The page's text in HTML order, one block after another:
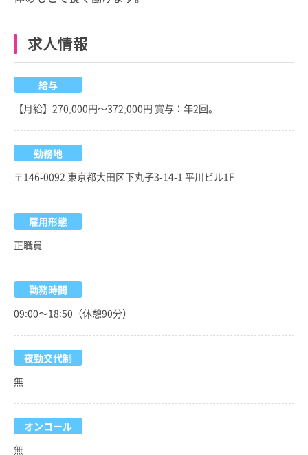
求人情報
給与
【月給】270,000円～372,000円 賞与：年2回。
勤務地
〒146-0092 東京都大田区下丸子3-14-1 平川ビル1F
雇用形態
正職員
勤務時間
09:00～18:50（休憩90分）
夜勤交代制
無
オンコール
無